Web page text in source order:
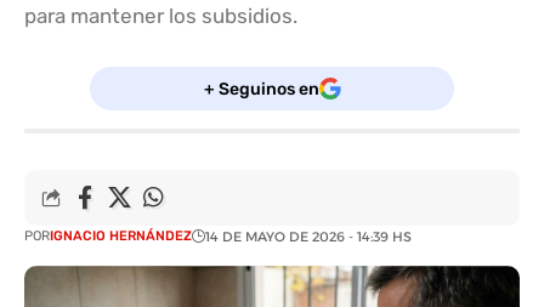
para mantener los subsidios.
+ Seguinos en
PORIGNACIO HERNÁNDEZ 14 DE MAYO DE 2026 - 14:39 HS